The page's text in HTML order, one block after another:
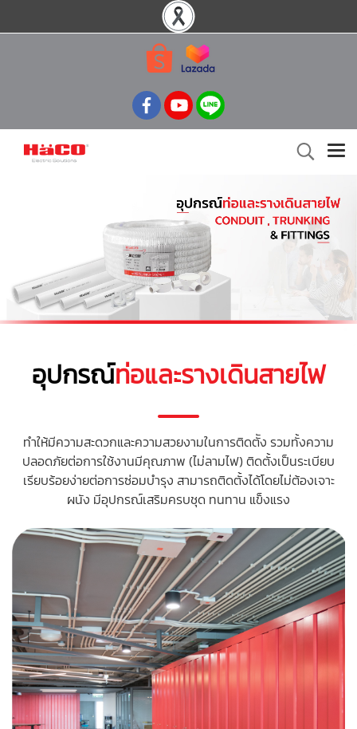
อุปกรณ์ท่อและรางเดินสายไฟ
ทำให้มีความสะดวกและความสวยงามในการติดตััง รวมทั้งความ
ปลอดภัยต่อการใช้งานมีคุณภาพ (ไม่ลามไฟ) ติดตั้งเป็นระเบียบ
เรียบร้อยง่ายต่อการซ่อมบำรุง สามารถติดตั้งได้โดยไม่ต้องเจาะ
ผนัง มีอุปกรณ์เสริมครบชุด ทนทาน แข็งแรง